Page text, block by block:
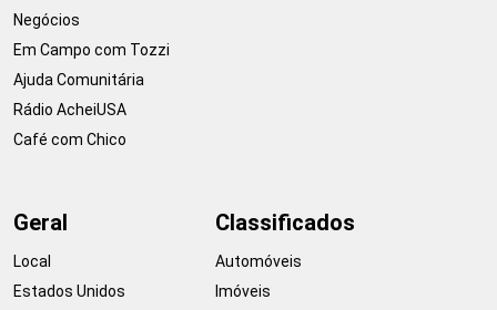
Negócios
Em Campo com Tozzi
Ajuda Comunitária
Rádio AcheiUSA
Café com Chico
Geral
Local
Estados Unidos
Classificados
Automóveis
Imóveis